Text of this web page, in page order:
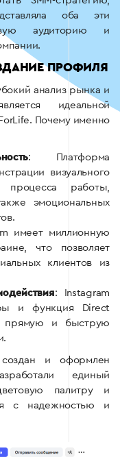
оба эти
аудиторию и
ПРОФИЛЯ
анализ рынка и
идеальной
Почему именно
: Платформа
визуального
работы,
эмоциональных
имеет миллионную
что позволяет
клиентов из
: Instagram
и функция Direct
прямую и быструю
и оформлен
единый
палитру и
с надежностью и